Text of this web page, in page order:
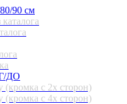
90 см
ДО
(кромка с 2х сторон)
(кромка с 4х сторон)